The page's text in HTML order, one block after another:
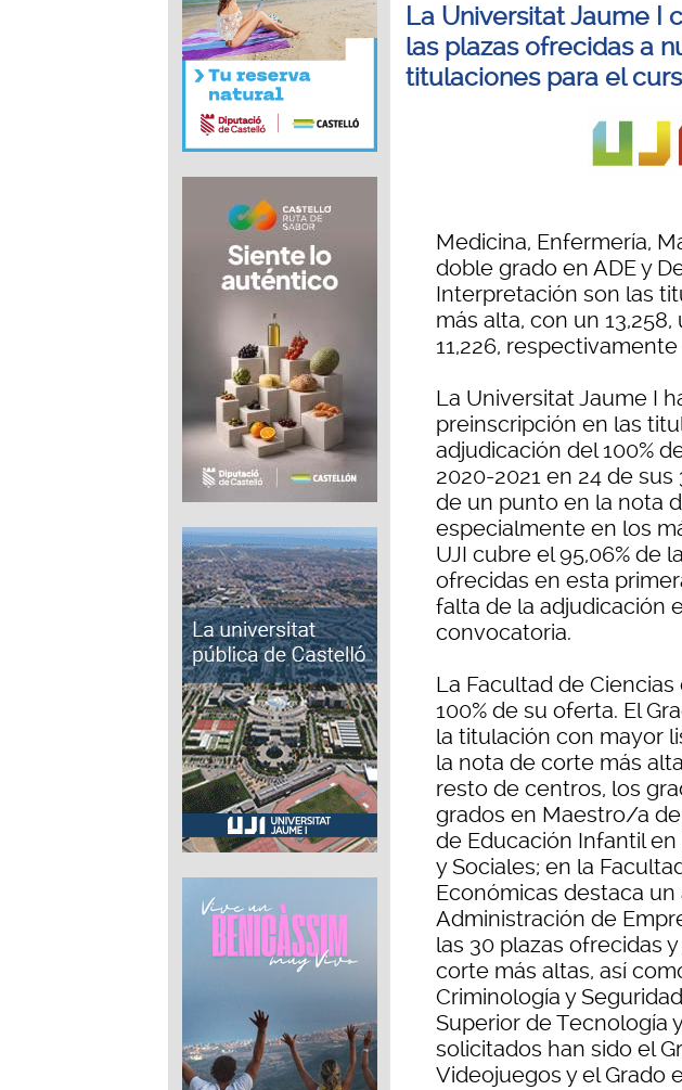
La Universitat Jaume I
las plazas ofrecidas a
titulaciones para el
Medicina, Enfermería,
doble grado en ADE y
Interpretación son las
más alta, con un 13,258,
11,226, respectivamente
La Universitat Jaume I
preinscripción en las
adjudicación del 100%
2020-2021 en 24 de
de un punto en la nota
especialmente en los
UJI cubre el 95,06% de
ofrecidas en esta
falta de la adjudicación
convocatoria.
La Facultad de
100% de su oferta. El
la titulación con mayor
la nota de corte más
resto de centros, los
grados en Maestro/a
de Educación Infantil
y Sociales; en la
Económicas destaca
Administración de
las 30 plazas ofrecidas
corte más altas, así
Criminología y
Superior de Tecnología
solicitados han sido el
Videojuegos y el Grado